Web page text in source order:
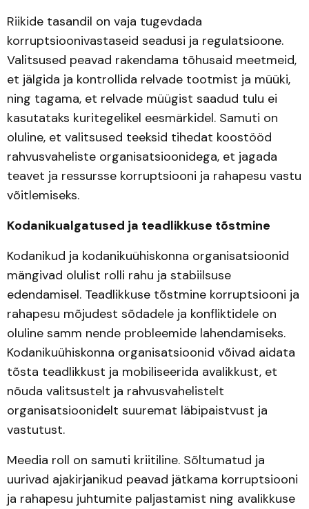
Riikide tasandil on vaja tugevdada
korruptsioonivastaseid seadusi ja regulatsioone.
Valitsused peavad rakendama tõhusaid meetmeid,
et jälgida ja kontrollida relvade tootmist ja müüki,
ning tagama, et relvade müügist saadud tulu ei
kasutataks kuritegelikel eesmärkidel. Samuti on
oluline, et valitsused teeksid tihedat koostööd
rahvusvaheliste organisatsioonidega, et jagada
teavet ja ressursse korruptsiooni ja rahapesu vastu
võitlemiseks.
Kodanikualgatused ja teadlikkuse tõstmine
Kodanikud ja kodanikuühiskonna organisatsioonid
mängivad olulist rolli rahu ja stabiilsuse
edendamisel. Teadlikkuse tõstmine korruptsiooni ja
rahapesu mõjudest sõdadele ja konfliktidele on
oluline samm nende probleemide lahendamiseks.
Kodanikuühiskonna organisatsioonid võivad aidata
tõsta teadlikkust ja mobiliseerida avalikkust, et
nõuda valitsustelt ja rahvusvahelistelt
organisatsioonidelt suuremat läbipaistvust ja
vastutust.
Meedia roll on samuti kriitiline. Sõltumatud ja
uurivad ajakirjanikud peavad jätkama korruptsiooni
ja rahapesu juhtumite paljastamist ning avalikkuse